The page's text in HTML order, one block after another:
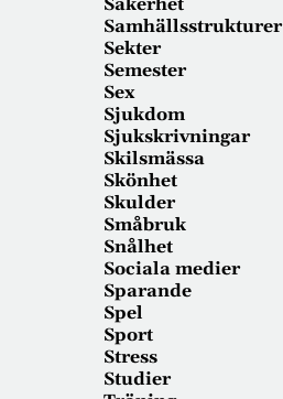
Säkerhet
Samhällsstrukturer
Sekter
Semester
Sex
Sjukdom
Sjukskrivningar
Skilsmässa
Skönhet
Skulder
Småbruk
Snålhet
Sociala medier
Sparande
Spel
Sport
Stress
Studier